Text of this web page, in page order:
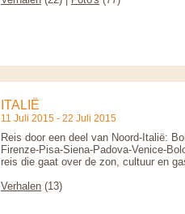
ITALIË
11 Juli 2015 - 22 Juli 2015
Reis door een deel van Noord-Italië:
Firenze-Pisa-Siena-Padova-Venice-
reis die gaat over de zon, cultuur en
Verhalen (13)